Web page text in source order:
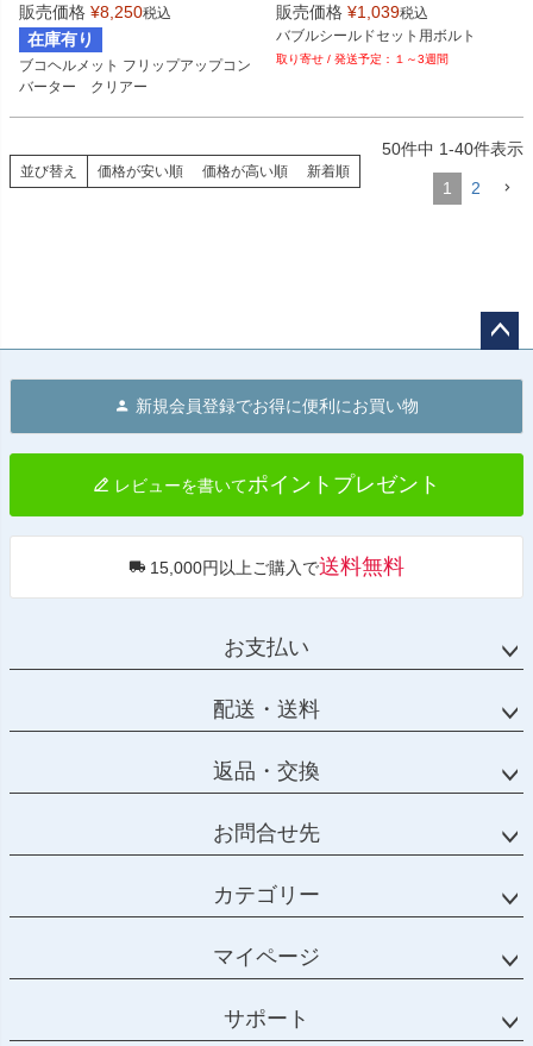
Buco（ブコ）
販売価格 ¥8,250税込
在庫有り
ブコヘルメット フリップアップコン
バーター　クリアー
Buco（ブコ）
販売価格 ¥1,039税込
バブルシールドセット用ボルト
１～3週間
並び替え 価格が安い順 価格が高い順 新着順
50件中 1-40件表示
1 2
へ
新規会員登録でお得に便利にお買い物
レビューを書いてポイントプレゼント
15,000円以上ご購入で送料無料
お支払い
配送・送料
返品・交換
お問合せ先
カテゴリー
マイページ
サポート